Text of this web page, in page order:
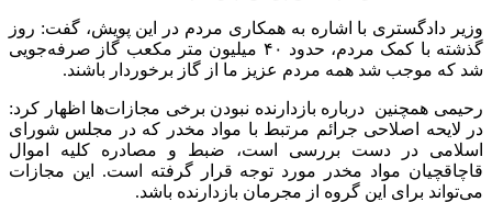
وزیر دادگستری با اشاره به همکاری مردم در این پویش، گفت: روز
گذشته با کمک مردم، حدود ۴۰ میلیون متر مکعب گاز صرفه‌جویی
شد که موجب شد همه مردم عزیز ما از گاز برخوردار باشند.
رحیمی همچنین درباره بازدارنده نبودن برخی مجازات‌ها اظهار کرد:
در لایحه اصلاحی جرائم مرتبط با مواد مخدر که در مجلس شورای
اسلامی در دست بررسی است، ضبط و مصادره کلیه اموال
قاچاقچیان مواد مخدر مورد توجه قرار گرفته است. این مجازات
می‌تواند برای این گروه از مجرمان بازدارنده باشد.